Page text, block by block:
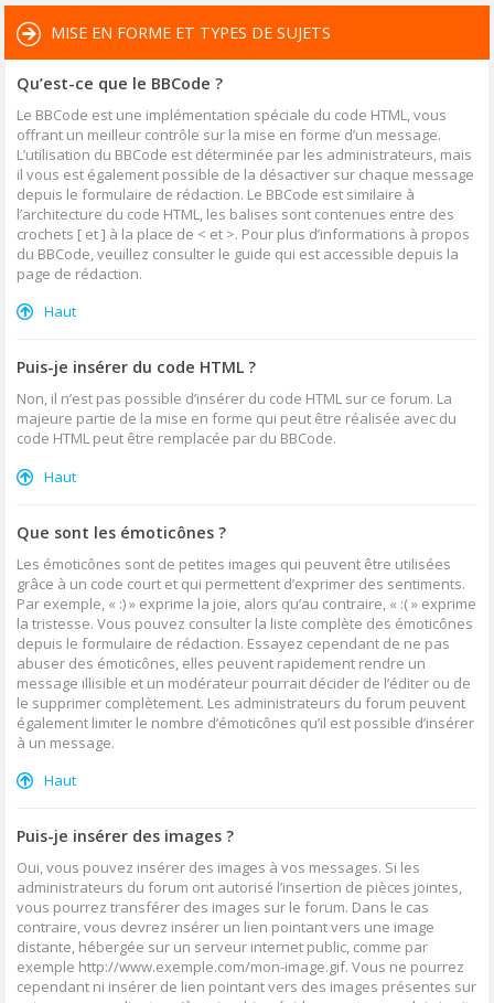
MISE EN FORME ET TYPES DE SUJETS
Qu’est-ce que le BBCode ?
Le BBCode est une implémentation spéciale du code HTML, vous
offrant un meilleur contrôle sur la mise en forme d’un message.
L’utilisation du BBCode est déterminée par les administrateurs, mais
il vous est également possible de la désactiver sur chaque message
depuis le formulaire de rédaction. Le BBCode est similaire à
l’architecture du code HTML, les balises sont contenues entre des
crochets [ et ] à la place de < et >. Pour plus d’informations à propos
du BBCode, veuillez consulter le guide qui est accessible depuis la
page de rédaction.
Haut
Puis-je insérer du code HTML ?
Non, il n’est pas possible d’insérer du code HTML sur ce forum. La
majeure partie de la mise en forme qui peut être réalisée avec du
code HTML peut être remplacée par du BBCode.
Haut
Que sont les émoticônes ?
Les émoticônes sont de petites images qui peuvent être utilisées
grâce à un code court et qui permettent d’exprimer des sentiments.
Par exemple, « :) » exprime la joie, alors qu’au contraire, « :( » exprime
la tristesse. Vous pouvez consulter la liste complète des émoticônes
depuis le formulaire de rédaction. Essayez cependant de ne pas
abuser des émoticônes, elles peuvent rapidement rendre un
message illisible et un modérateur pourrait décider de l’éditer ou de
le supprimer complètement. Les administrateurs du forum peuvent
également limiter le nombre d’émoticônes qu’il est possible d’insérer
à un message.
Haut
Puis-je insérer des images ?
Oui, vous pouvez insérer des images à vos messages. Si les
administrateurs du forum ont autorisé l’insertion de pièces jointes,
vous pourrez transférer des images sur le forum. Dans le cas
contraire, vous devrez insérer un lien pointant vers une image
distante, hébergée sur un serveur internet public, comme par
exemple http://www.exemple.com/mon-image.gif. Vous ne pourrez
cependant ni insérer de lien pointant vers des images présentes sur